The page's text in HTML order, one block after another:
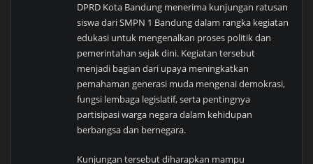
DPRD Kota Bandung menerima kunjungan ratusan
siswa dari SMPN 1 Bandung dalam rangka kegiatan
edukasi untuk mengenalkan proses politik dan
pemerintahan sejak dini. Kegiatan tersebut
menjadi bagian dari upaya meningkatkan
pemahaman generasi muda mengenai demokrasi,
fungsi lembaga legislatif, serta pentingnya
partisipasi warga negara dalam kehidupan
berbangsa dan bernegara.
Kunjungan tersebut diharapkan mampu